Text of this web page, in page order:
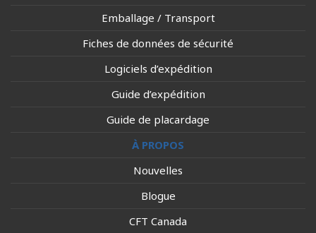
Emballage / Transport
Fiches de données de sécurité
Logiciels d’expédition
Guide d’expédition
Guide de placardage
À PROPOS
Nouvelles
Blogue
CFT Canada